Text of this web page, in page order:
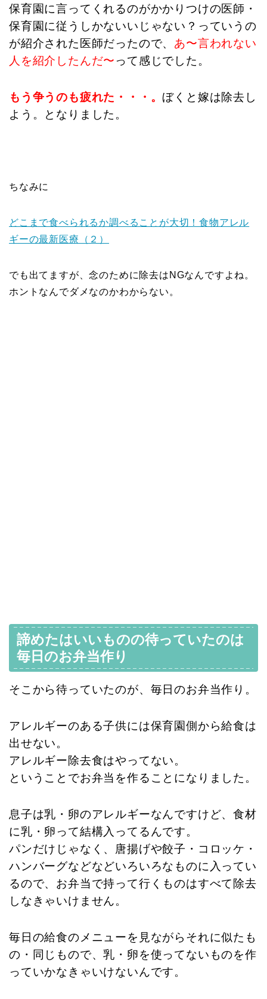
保育園に言ってくれるのがかかりつけの医師・
保育園に従うしかないいじゃない？っていうの
が紹介された医師だったので、 あ〜言われない
人を紹介したんだ〜 って感じでした。
もう争うのも疲れた・・・。ぼくと嫁は除去し
よう。となりました。
ちなみに
どこまで食べられるか調べることが大切！食物アレル
ギーの最新医療（２）
でも出てますが、念のために除去はNGなんですよね。
ホントなんでダメなのかわからない。
諦めたはいいものの待っていたのは
毎日のお弁当作り
そこから待っていたのが、毎日のお弁当作り。
アレルギーのある子供には保育園側から給食は
出せない。
アレルギー除去食はやってない。
ということでお弁当を作ることになりました。
息子は乳・卵のアレルギーなんですけど、食材
に乳・卵って結構入ってるんです。
パンだけじゃなく、唐揚げや餃子・コロッケ・
ハンバーグなどなどいろいろなものに入ってい
るので、お弁当で持って行くものはすべて除去
しなきゃいけません。
毎日の給食のメニューを見ながらそれに似たも
の・同じもので、乳・卵を使ってないものを作
っていかなきゃいけないんです。